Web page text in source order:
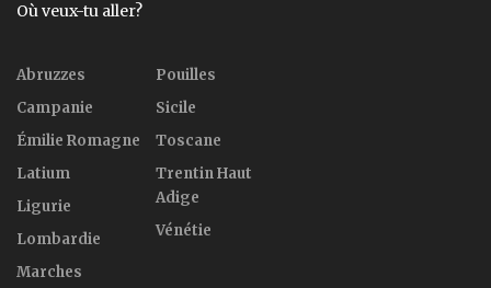
Où veux-tu aller?
Abruzzes
Campanie
Émilie Romagne
Latium
Ligurie
Lombardie
Marches
Pouilles
Sicile
Toscane
Trentin Haut
Adige
Vénétie